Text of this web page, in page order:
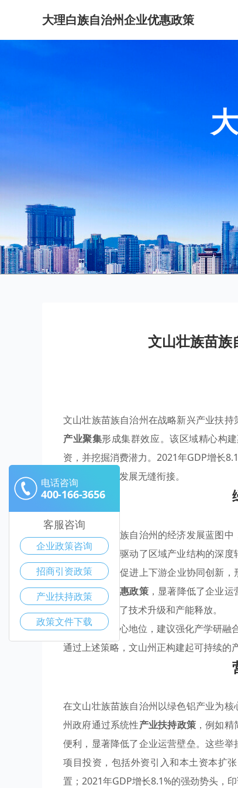
大理白族自治州企业优惠政策
文山壮族苗族
文山壮族苗族自治州在战略新兴产业扶
产业聚集形成集群效应。该区域精心构建
资，并挖掘消费潜力。2021年GDP增长
高质量可持续发展无缝衔接。
在文山壮族苗族自治州的经济发展蓝图中
势和环保特性驱动了区域产业结构的深度
产业聚集
区，促进上下游企业协同创新
土地优惠等
优惠政策，显著降低了企业运
根基，还加速了技术升级和产能释放。
为维持这一核心地位，建议强化产学研融
通过上述策略，文山州正构建起可持续的
在文山壮族苗族自治州以绿色铝产业为核
州政府通过系统性产业扶持政策，例如精
便利，显著降低了企业运营壁垒。这些举
项目投资，包括外资引入和本土资本扩
置；2021年GDP增长8.1%的强劲势头，
电话咨询
400-166-3656
客服咨询
企业政策咨询
招商引资政策
产业扶持政策
政策文件下载